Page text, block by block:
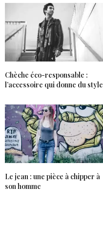
Chèche éco-responsable :
l’accessoire qui donne du style
Le jean : une pièce à chipper à
son homme